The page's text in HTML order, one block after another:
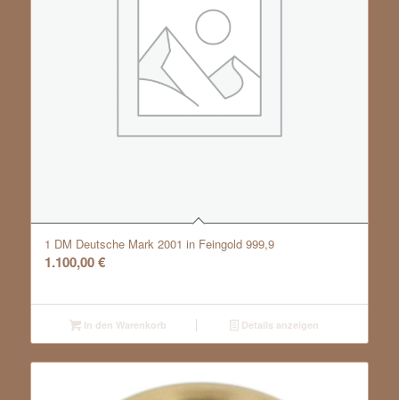
1 DM Deutsche Mark 2001 in Feingold 999,9
1.100,00€
In den Warenkorb Details anzeigen